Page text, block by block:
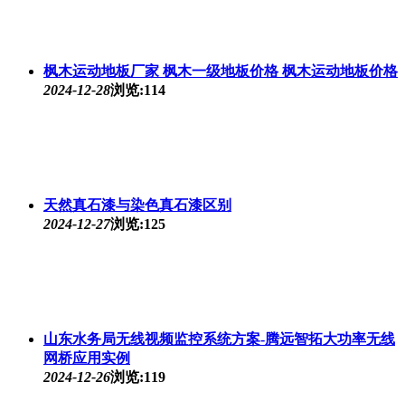
枫木运动地板厂家 枫木一级地板价格 枫木运动地板价格
2024-12-28浏览:114
天然真石漆与染色真石漆区别
2024-12-27浏览:125
山东水务局无线视频监控系统方案-腾远智拓大功率无线
网桥应用实例
2024-12-26浏览:119